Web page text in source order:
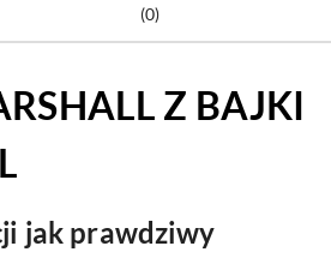
(0)
Z BAJKI
jak prawdziwy